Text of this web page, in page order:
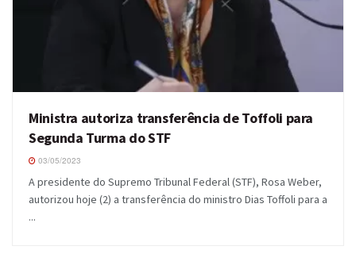
Ministra autoriza transferência de Toffoli para
Segunda Turma do STF
03/05/2023
A presidente do Supremo Tribunal Federal (STF), Rosa Weber,
autorizou hoje (2) a transferência do ministro Dias Toffoli para a
...